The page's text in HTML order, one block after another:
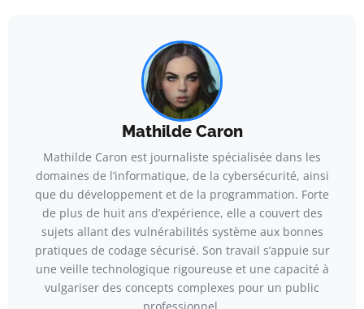
Mathilde Caron
Mathilde Caron est journaliste spécialisée dans les
domaines de l’informatique, de la cybersécurité, ainsi
que du développement et de la programmation. Forte
de plus de huit ans d’expérience, elle a couvert des
sujets allant des vulnérabilités système aux bonnes
pratiques de codage sécurisé. Son travail s’appuie sur
une veille technologique rigoureuse et une capacité à
vulgariser des concepts complexes pour un public